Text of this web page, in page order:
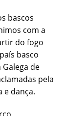
bascos
com a
do fogo
basco
de
pela
e dança.